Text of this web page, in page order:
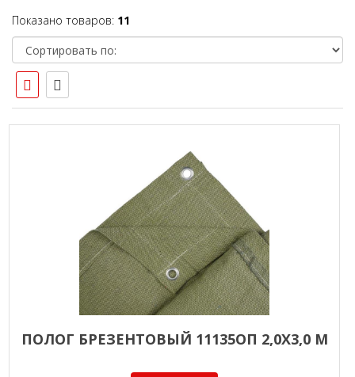
Показано товаров: 11
ПОЛОГ БРЕЗЕНТОВЫЙ 11135ОП 2,0Х3,0 М